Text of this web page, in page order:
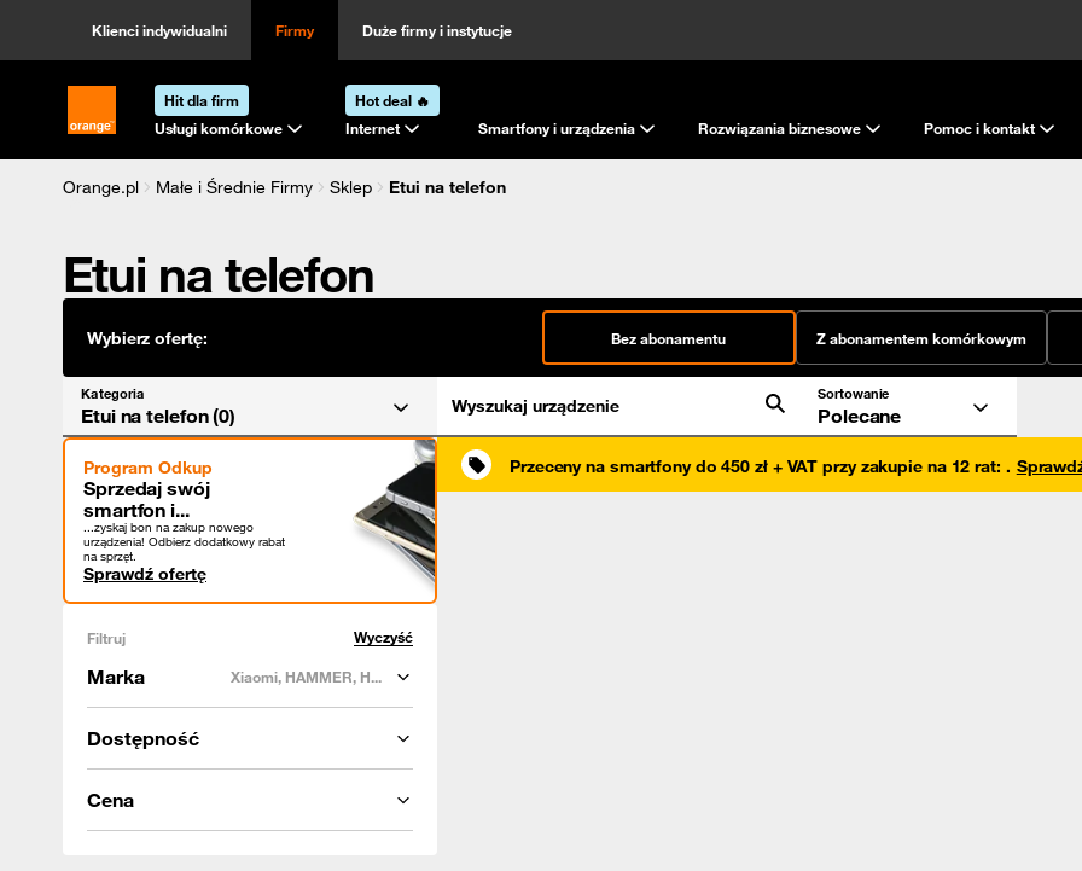
Klienci indywidualni Firmy Duże firmy i instytucje
Strona główna Orange.pl
Hit dla firm
Usługi komórkowe
Hot deal 🔥
Internet
Smartfony i urządzenia Rozwiązania biznesowe Pomoc i kontakt
Orange.pl Małe i Średnie Firmy Sklep
Etui na telefon
Etui na telefon
Wybierz ofertę: Bez abonamentu Z abonamentem komórkowym
Kategoria
Etui na telefon (0) Wyszukaj urządzenie
Sortowanie
Polecane
Program Odkup
Sprzedaj swój
smartfon i...
...zyskaj bon na zakup nowego
urządzenia! Odbierz dodatkowy rabat
na sprzęt.
Sprawdź ofertę
Filtruj Wyczyść
Marka Xiaomi, HAMMER, H...
Dostępność
Cena
Przeceny na smartfony do 450 zł + VAT przy zakupie na 12 rat: .